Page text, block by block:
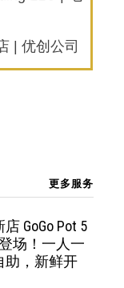
| 优创公司
更多服务
GoGo Pot 5
场！一人一
助，新鲜开